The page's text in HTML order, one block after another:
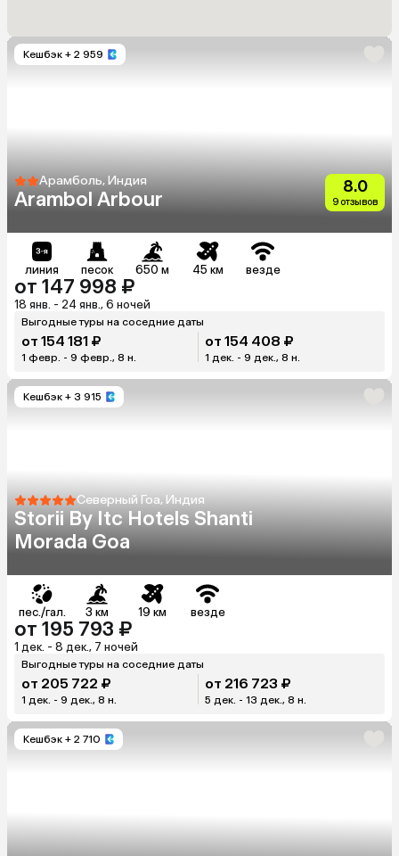
Кешбэк + 2 959
Арамболь, Индия
Arambol Arbour
8.0
9 отзывов
линия песок 650 м 45 км везде
от 147 998 ₽
18 янв. - 24 янв., 6 ночей
Выгодные туры на соседние даты
от 154 181 ₽
1 февр. - 9 февр., 8 н.
от 154 408 ₽
1 дек. - 9 дек., 8 н.
Кешбэк + 3 915
Северный Гоа, Индия
Storii By Itc Hotels Shanti
Morada Goa
пес./гал. 3 км 19 км везде
от 195 793 ₽
1 дек. - 8 дек., 7 ночей
Выгодные туры на соседние даты
от 205 722 ₽
1 дек. - 9 дек., 8 н.
от 216 723 ₽
5 дек. - 13 дек., 8 н.
Кешбэк + 2 710